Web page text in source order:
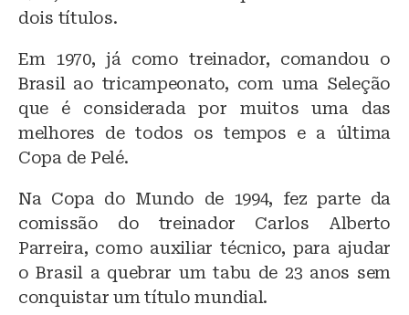
dois títulos.
Em 1970, já como treinador, comandou o
Brasil ao tricampeonato, com uma Seleção
que é considerada por muitos uma das
melhores de todos os tempos e a última
Copa de Pelé.
Na Copa do Mundo de 1994, fez parte da
comissão do treinador Carlos Alberto
Parreira, como auxiliar técnico, para ajudar
o Brasil a quebrar um tabu de 23 anos sem
conquistar um título mundial.